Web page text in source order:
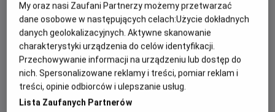
дитинства. Тим часом до команди приєднується новий
кумедний герой — Смарті Пентс — іграшка, що має
привчати малюків до горщика.
My oraz nasi Zaufani Partnerzy możemy przetwarzać
dane osobowe w następujących celach:Użycie dokładnych
danych geolokalizacyjnych. Aktywne skanowanie
charakterystyki urządzenia do celów identyfikacji.
Przechowywanie informacji na urządzeniu lub dostęp do
nich. Spersonalizowane reklamy i treści, pomiar reklam i
treści, opinie odbiorców i ulepszanie usług.
Lista Zaufanych Partnerów